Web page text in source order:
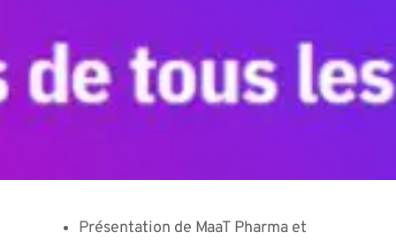
Présentation de MaaT Pharma et